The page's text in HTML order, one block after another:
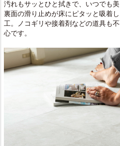
汚れもサッとひと拭きで、いつでも美
裏面の滑り止めが床にピタッと吸着
工。ノコギリや接着剤などの道具も
心です。